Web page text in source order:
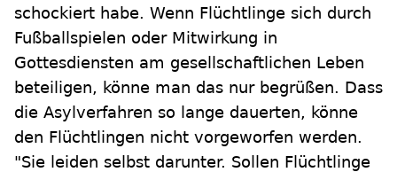
schockiert habe. Wenn Flüchtlinge sich durch
Fußballspielen oder Mitwirkung in
Gottesdiensten am gesellschaftlichen Leben
beteiligen, könne man das nur begrüßen. Dass
die Asylverfahren so lange dauerten, könne
den Flüchtlingen nicht vorgeworfen werden.
"Sie leiden selbst darunter. Sollen Flüchtlinge